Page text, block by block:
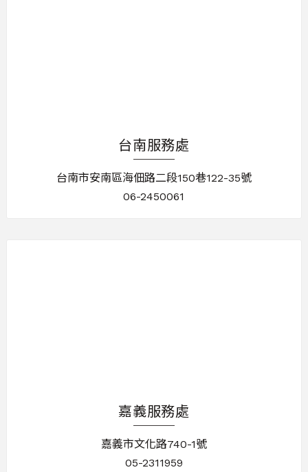
台南服務處
台南市安南區海佃路二段150巷122-35號
06-2450061
嘉義服務處
嘉義市文化路740-1號
05-2311959